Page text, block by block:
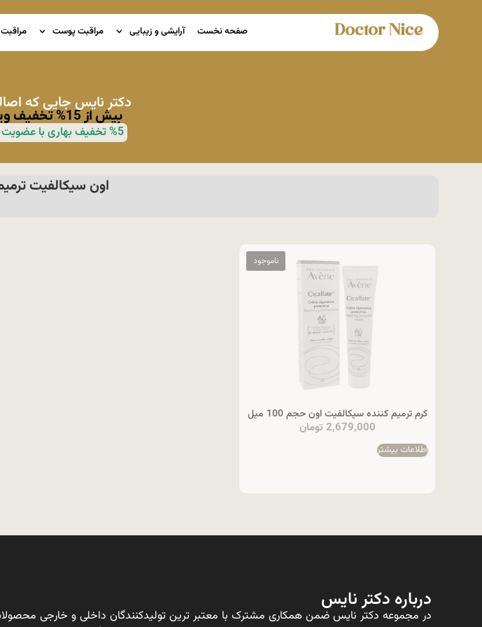
صفحه نخست آرایشی و زیبایی مراقبت پوست
دکتر نایس جایی که
بیش از 15% تخفیف ویژه روی محصولات
%5 تخفیف بهاری با عضویت در کانال بله دکتر نایس
اون سیکالفیت ترمیم
کرم ترمیم کننده سیکالفیت اون حجم 100 میل
2,679,000 تومان
اطلاعات بیشتر
درباره دکتر نایس
در مجموعه دکتر نایس ضمن همکاری مشترک با معتبر ترین تولیدکنندگان داخلی و خارجی